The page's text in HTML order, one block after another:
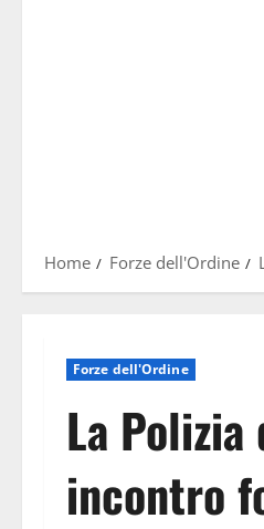
Home Forze dell'Ordine
Forze dell'Ordine
La
incontro